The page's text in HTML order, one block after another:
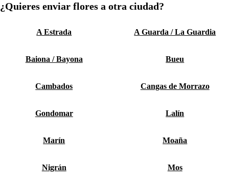
¿Quieres enviar flores a otra ciudad?
A Estrada A Guarda / La Guardia
Baiona / Bayona Bueu
Cambados Cangas de Morrazo
Gondomar Lalín
Marín Moaña
Nigrán Mos